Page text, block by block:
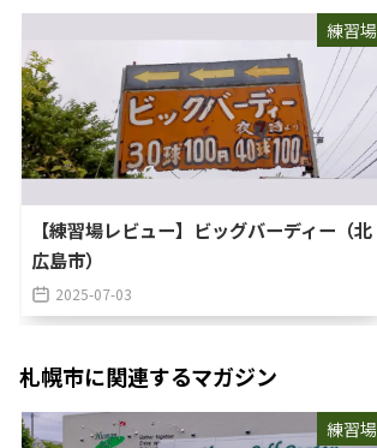
練習場
【練習場レビュー】ビッグバーディー（北
広島市）
2025-07-03
札幌市に関連するマガジン
練習場